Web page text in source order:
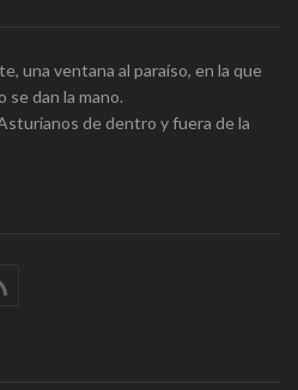
una ventana al paraíso, en la que
dan la mano.
de dentro y fuera de la